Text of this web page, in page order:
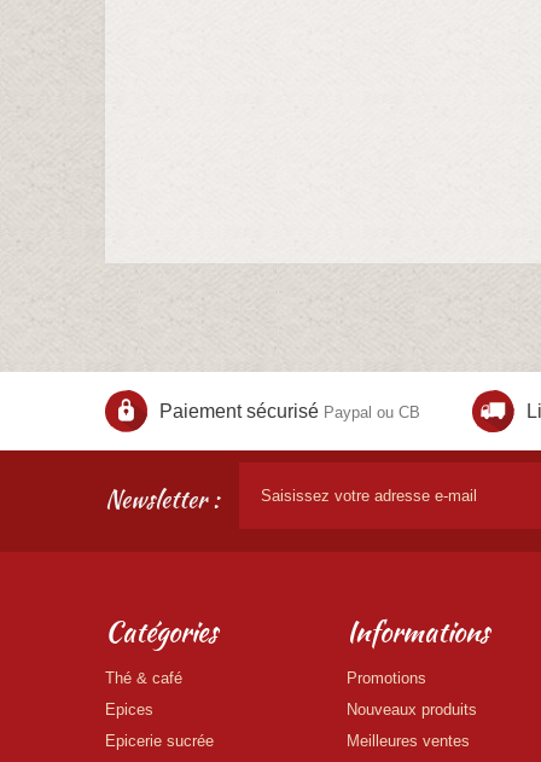
Paiement sécurisé Paypal ou CB
Newsletter :
Catégories
Thé & café
Epices
Epicerie sucrée
Informations
Promotions
Nouveaux produits
Meilleures ventes